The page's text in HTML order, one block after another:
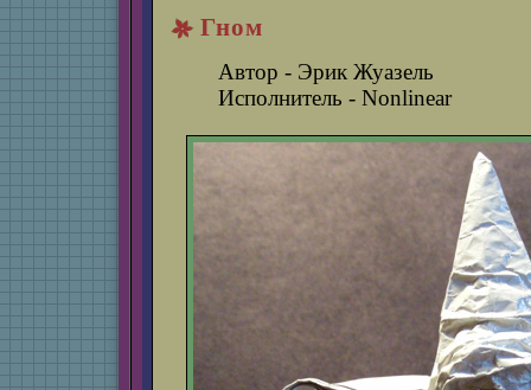
Гном
Автор - Эрик Жуазель
Исполнитель - Nonlinear